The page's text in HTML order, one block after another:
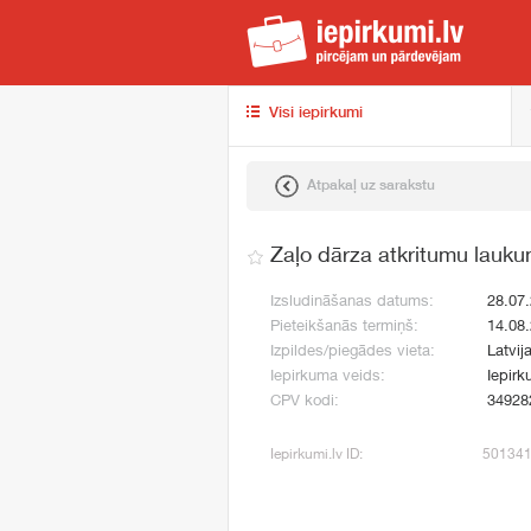
Visi iepirkumi
Atpakaļ uz sarakstu
Zaļo dārza atkritumu
Izsludināšanas datums:
Pieteikšanās termiņš:
Izpildes/piegādes vieta:
Iepirkuma veids:
CPV kodi:
Iepirkumi.lv ID: